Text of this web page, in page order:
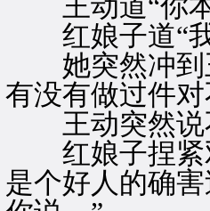
王动道“你本
红娘子道“我
她突然冲到
有没有做过件
王动突然说
红娘子捏紧
是个好人的确